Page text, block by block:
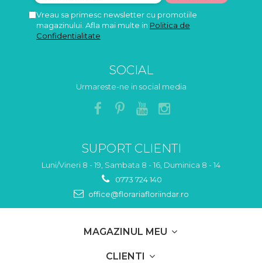
Vreau sa primesc newsletter cu promotiile
magazinului. Afla mai multe in Politica de
Confidentialitate
SOCIAL
Urmareste-ne in social media
SUPORT CLIENTI
Luni/Vineri 8 - 19, Sambata 8 - 16, Duminica 8 - 14
0773 724 140
office@florariafloriindar.ro
MAGAZINUL MEU
CLIENTI